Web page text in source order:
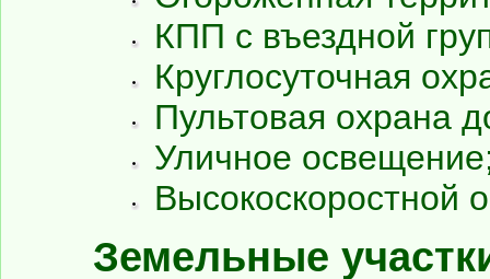
КПП с въездной
Круглосуточная
Пультовая охрана
Уличное
Высокоскоростной
Земельные